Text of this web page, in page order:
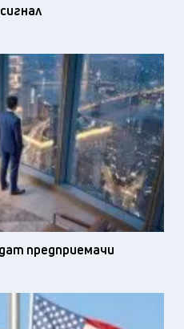
предприемачи